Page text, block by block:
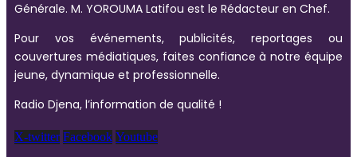
Générale. M. YOROUMA Latifou est le Rédacteur en Chef.
Pour vos événements, publicités, reportages ou
couvertures médiatiques, faites confiance à notre équipe
jeune, dynamique et professionnelle.
Radio Djena, l’information de qualité !
X-twitter Facebook Youtube